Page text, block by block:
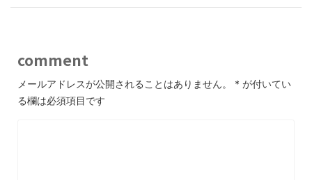
comment
メールアドレスが公開されることはありません。 * が付いてい
る欄は必須項目です